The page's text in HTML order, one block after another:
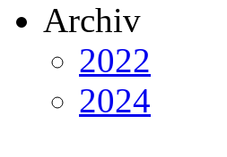
Archiv
2022
2024